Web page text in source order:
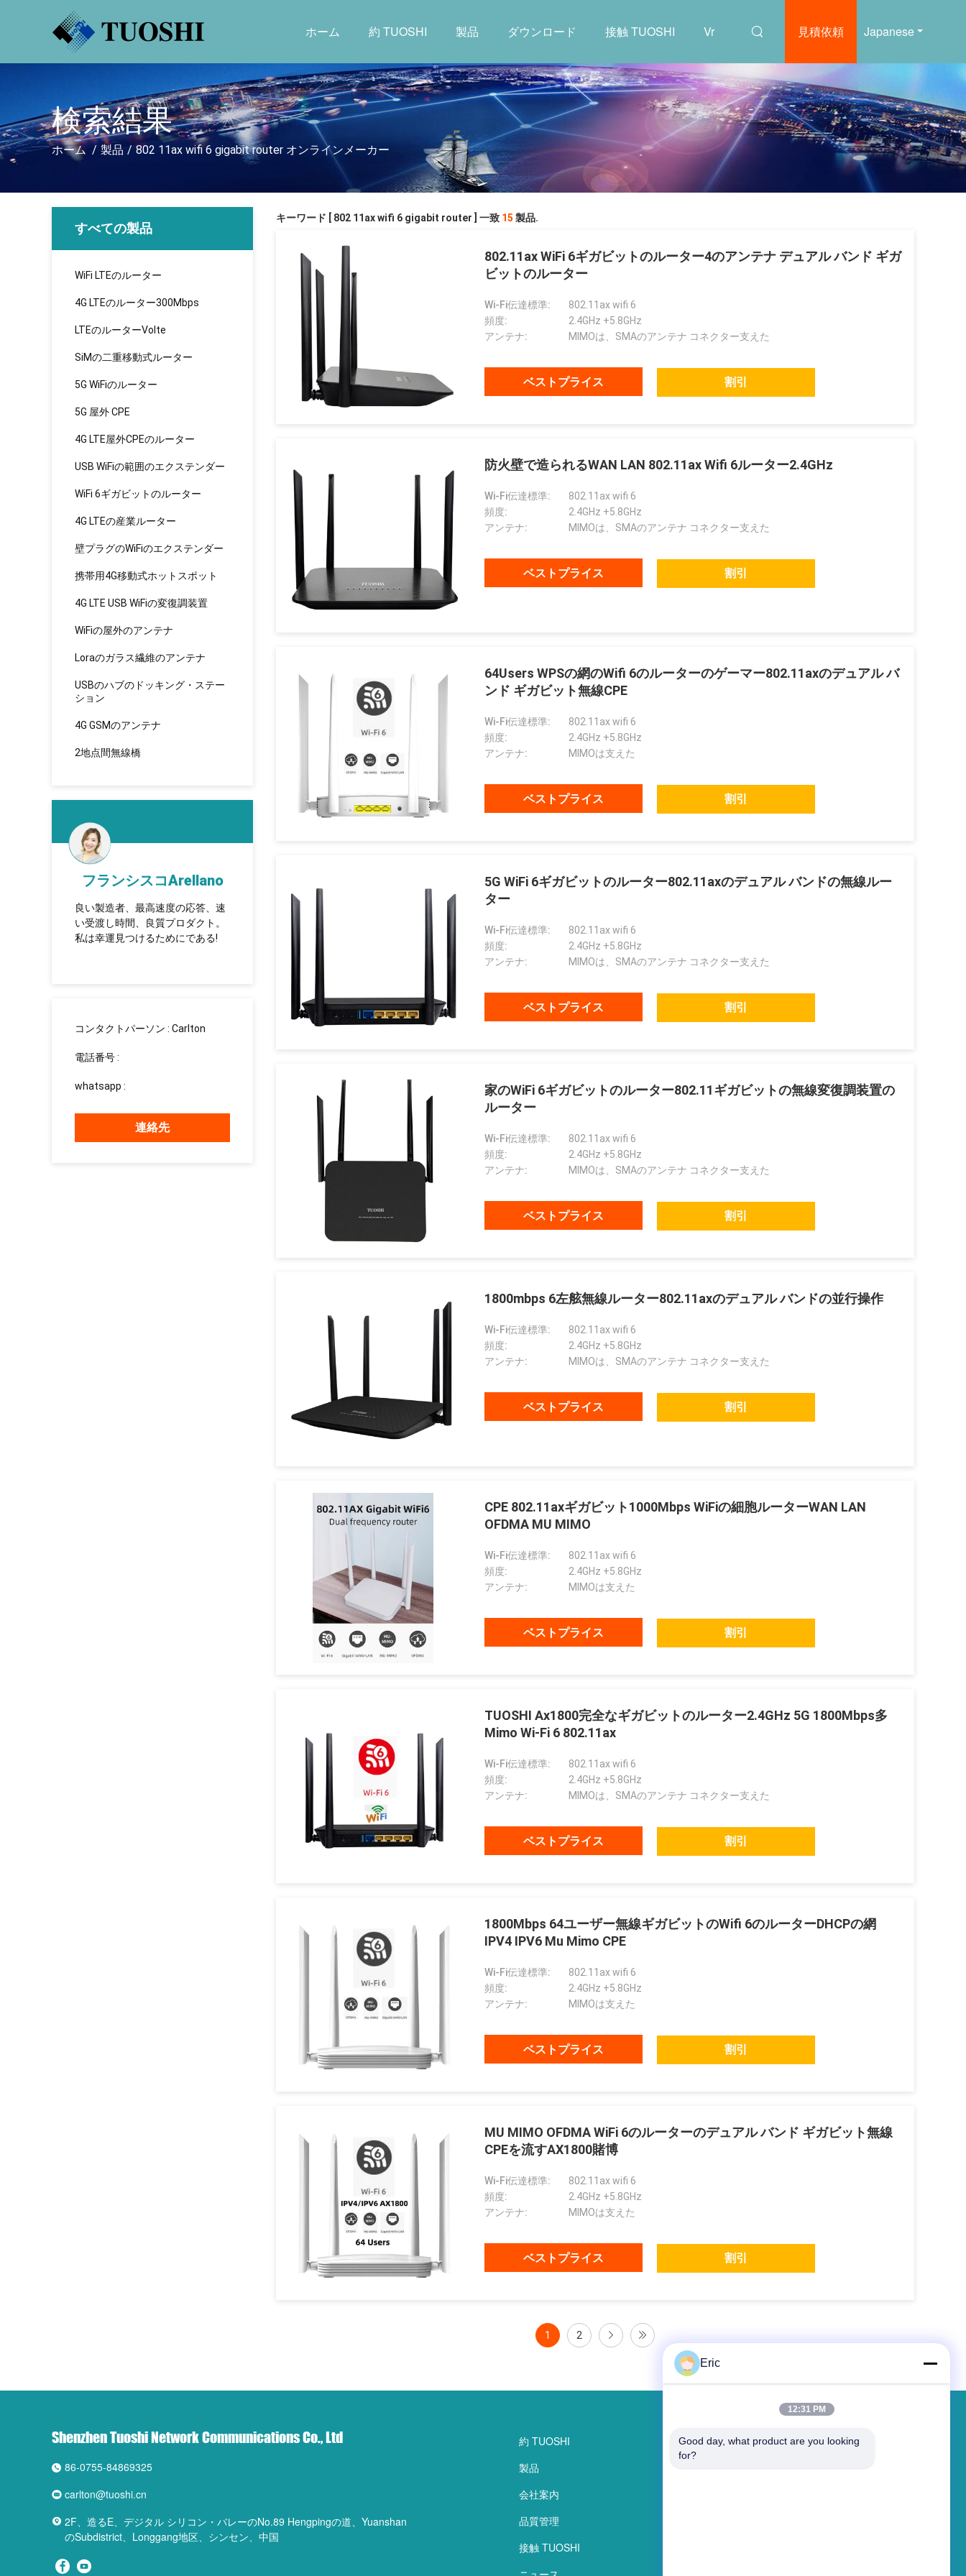
Japanese
見積依頼
ホーム 約 TUOSHI 製品 ダウンロード 接触 TUOSHI Vr
検索結果
ホーム / 製品 / 802 11ax wifi 6 gigabit router オンラインメーカー
すべての製品
WiFi LTEのルーター
4G LTEのルーター300Mbps
LTEのルーターVolte
SiMの二重移動式ルーター
5G WiFiのルーター
5G 屋外 CPE
4G LTE屋外CPEのルーター
USB WiFiの範囲のエクステンダー
WiFi 6ギガビットのルーター
4G LTEの産業ルーター
壁プラグのWiFiのエクステンダー
携帯用4G移動式ホットスポット
4G LTE USB WiFiの変復調装置
WiFiの屋外のアンテナ
Loraのガラス繊維のアンテナ
USBのハブのドッキング・ステー
ション
4G GSMのアンテナ
2地点間無線橋
フランシスコArellano
良い製造者、最高速度の応答、速
い受渡し時間、良質プロダクト。
私は幸運見つけるためにである!
TUOSHI - надежная компания、
которая впервые установила
сотрудничество и имеет
долгосрочное
сотрудничество。
ガブリエルHaddad
私達は5年間それらを使用する一
緒にを使用に、それらであるよい
製造者およびよい友人の私達の名
誉あった。
コンタクトパーソン : Carlton
電話番号 :
whatsapp :
連絡先
キーワード [ 802 11ax wifi 6 gigabit router ] 一致 15 製品.
802.11ax WiFi 6ギガビットのルーター4のアンテナ デュアル バンド ギガ
ビットのルーター
Wi-Fi伝達標準:
802.11ax wifi 6
頻度:
2.4GHz +5.8GHz
アンテナ:
MIMOは、SMAのアンテナ コネクター支えた
ベストプライス 割引
防火壁で造られるWAN LAN 802.11ax Wifi 6ルーター2.4GHz
Wi-Fi伝達標準:
802.11ax wifi 6
頻度:
2.4GHz +5.8GHz
アンテナ:
MIMOは、SMAのアンテナ コネクター支えた
ベストプライス 割引
64Users WPSの網のWifi 6のルーターのゲーマー802.11axのデュアル バ
ンド ギガビット無線CPE
Wi-Fi伝達標準:
802.11ax wifi 6
頻度:
2.4GHz +5.8GHz
アンテナ:
MIMOは支えた
ベストプライス 割引
5G WiFi 6ギガビットのルーター802.11axのデュアル バンドの無線ルー
ター
Wi-Fi伝達標準:
802.11ax wifi 6
頻度:
2.4GHz +5.8GHz
アンテナ:
MIMOは、SMAのアンテナ コネクター支えた
ベストプライス 割引
家のWiFi 6ギガビットのルーター802.11ギガビットの無線変復調装置の
ルーター
Wi-Fi伝達標準:
802.11ax wifi 6
頻度:
2.4GHz +5.8GHz
アンテナ:
MIMOは、SMAのアンテナ コネクター支えた
ベストプライス 割引
1800mbps 6左舷無線ルーター802.11axのデュアル バンドの並行操作
Wi-Fi伝達標準:
802.11ax wifi 6
頻度:
2.4GHz +5.8GHz
アンテナ:
MIMOは、SMAのアンテナ コネクター支えた
ベストプライス 割引
CPE 802.11axギガビット1000Mbps WiFiの細胞ルーターWAN LAN
OFDMA MU MIMO
Wi-Fi伝達標準:
802.11ax wifi 6
頻度:
2.4GHz +5.8GHz
アンテナ:
MIMOは支えた
ベストプライス 割引
TUOSHI Ax1800完全なギガビットのルーター2.4GHz 5G 1800Mbps多
Mimo Wi-Fi 6 802.11ax
Wi-Fi伝達標準:
802.11ax wifi 6
頻度:
2.4GHz +5.8GHz
アンテナ:
MIMOは、SMAのアンテナ コネクター支えた
ベストプライス 割引
1800Mbps 64ユーザー無線ギガビットのWifi 6のルーターDHCPの網
IPV4 IPV6 Mu Mimo CPE
Wi-Fi伝達標準:
802.11ax wifi 6
頻度:
2.4GHz +5.8GHz
アンテナ:
MIMOは支えた
ベストプライス 割引
MU MIMO OFDMA WiFi 6のルーターのデュアル バンド ギガビット無線
CPEを流すAX1800賭博
Wi-Fi伝達標準:
802.11ax wifi 6
頻度:
2.4GHz +5.8GHz
アンテナ:
MIMOは支えた
ベストプライス 割引
1 2
Shenzhen Tuoshi Network Communications Co., Ltd
86-0755-84869325
carlton@tuoshi.cn
2F、造るE、デジタル シリコン・バレーのNo.89 Hengpingの道、Yuanshan
のSubdistrict、Longgang地区、シンセン、中国
約 TUOSHI
製品
会社案内
品質管理
接触 TUOSHI
メッセージ
Eric
12:31 PM
Good day, what product are you looking
for?